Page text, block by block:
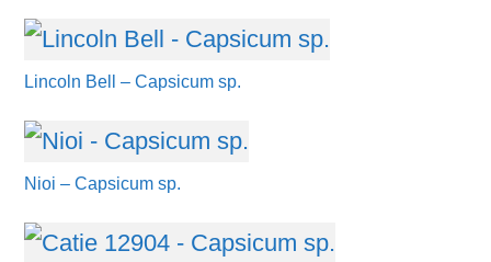
Lincoln Bell – Capsicum sp.
Nioi – Capsicum sp.